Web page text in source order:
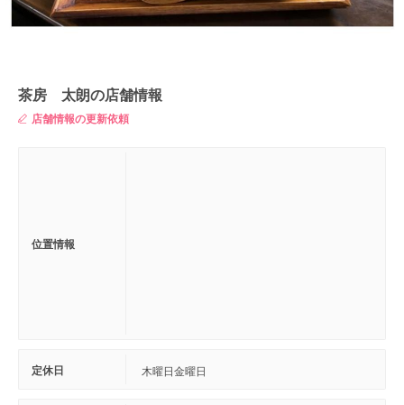
茶房 太朗の店舗情報
店舗情報の更新依頼
位置情報
定休日 木曜日 金曜日